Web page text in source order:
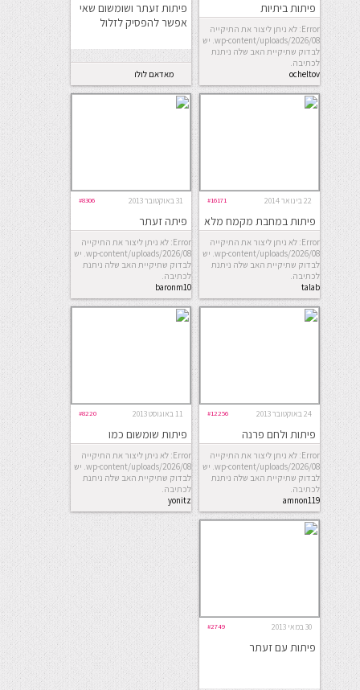
פיתות ביתיות
Error: לא ניתן ליצור את התיקייה
wp-content/uploads/2026/08. יש
לבדוק שתיקיית האב שלה ניתנת
לכתיבה.
ocheltov
פיתות זעתר ושומשום שאי
אפשר להפסיק לזלול
מאדאם לולו
22 בינואר 2014 #16171
פיתות במחבת מקמח מלא
וקמח תירס
Error: לא ניתן ליצור את התיקייה
wp-content/uploads/2026/08. יש
לבדוק שתיקיית האב שלה ניתנת
לכתיבה.
talab
31 באוקטובר 2013 #8306
פיתה זעתר
Error: לא ניתן ליצור את התיקייה
wp-content/uploads/2026/08. יש
לבדוק שתיקיית האב שלה ניתנת
לכתיבה.
baronm10
24 באוקטובר 2013 #12256
פיתות ולחם פרנה
Error: לא ניתן ליצור את התיקייה
wp-content/uploads/2026/08. יש
לבדוק שתיקיית האב שלה ניתנת
לכתיבה.
amnon119
11 באוגוסט 2013 #8220
פיתות שומשום כמו
באבולעפיה
Error: לא ניתן ליצור את התיקייה
wp-content/uploads/2026/08. יש
לבדוק שתיקיית האב שלה ניתנת
לכתיבה.
yonitz
30 במאי 2013 #2749
פיתות עם זעתר